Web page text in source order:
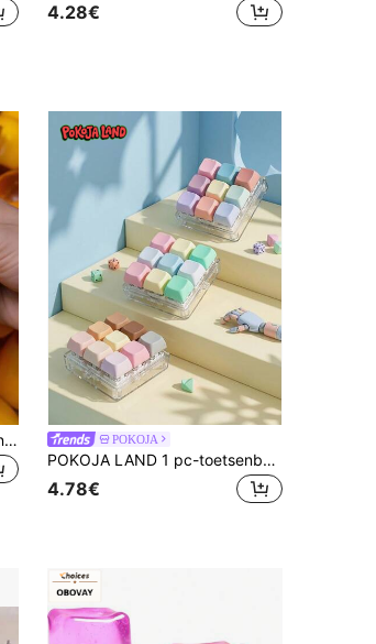
4.28€
Slow Rebound Karamel Pudding Stressbal, Zachte Knapperige Kralen Gevulde Kleverige Siliconen Knijpbal, Realistisch Voedsel Dessert Handgemaakt Vingertop Speelgoed, Volwassenen Angstverlichting En Feestcadeau POKOJA
POKOJA LAND 1 pc-toetsenbord-fidgetspeelgoed, fidget-klikkertoetsenbord-fidgetsleutelhanger, knop-fidgetcadeaus voor volwassenen om stress te verlichten en de tijd te doden
4.78€